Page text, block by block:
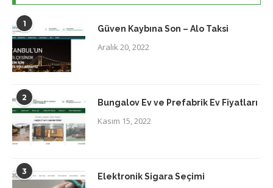
1 Güven Kaybına Son – Alo Taksi
Aralık 20, 2022
2 Bungalov Ev ve Prefabrik Ev Fiyatları
Kasım 15, 2022
3 Elektronik Sigara Seçimi